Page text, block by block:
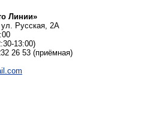
Линии»
ул. Русская, 2А
- 15:00
13:00)
26 53 (приёмная)